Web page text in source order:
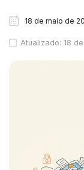
18 de maio de
Atualizado: 18